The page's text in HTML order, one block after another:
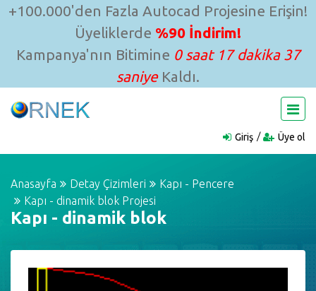
+100.000'den Fazla Autocad Projesine Erişin!
Üyeliklerde %90 İndirim!
Kampanya'nın Bitimine 0 saat 17 dakika 37
saniyeKaldı.
Giriş Üye ol
Anasayfa Detay Çizimleri
Kapı - Pencere
Kapı - dinamik blok Projesi
Kapı - dinamik blok